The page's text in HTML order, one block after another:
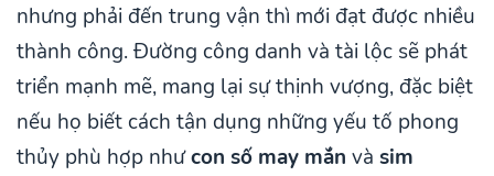
nhưng phải đến trung vận thì mới đạt được nhiều
thành công. Đường công danh và tài lộc sẽ phát
triển mạnh mẽ, mang lại sự thịnh vượng, đặc biệt
nếu họ biết cách tận dụng những yếu tố phong
thủy phù hợp nhưcon số may mắn và sim